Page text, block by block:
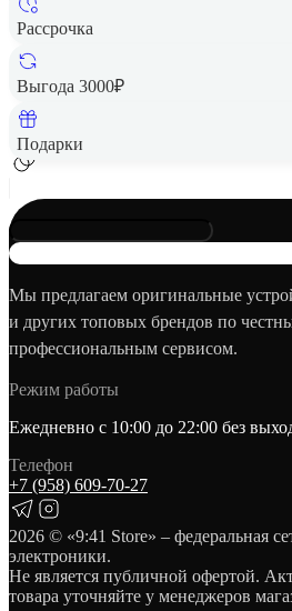
Рассрочка
Выгода 3000₽
Подарки
Мы предлагаем оригинальные
и других топовых брендов по
профессиональным сервисом.
Режим работы
Ежедневно с 10:00 до 22:00 без
Телефон
+7 (958) 609‑70‑27
2026 © «9:41 Store» – федеральная
электроники.
Не является публичной офертой.
товара уточняйте у менеджеров